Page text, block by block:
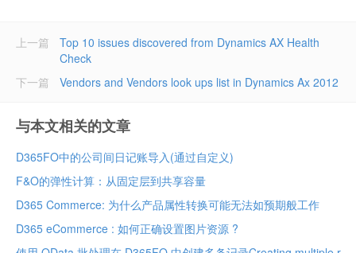
上一篇
Top 10 issues discovered from Dynamics AX Health
Check
Vendors and Vendors look ups list in Dynamics Ax 2012
下一篇
与本文相关的文章
D365FO中的公司间日记账导入(通过自定义)
F&O的弹性计算：从固定层到共享容量
D365 Commerce: 为什么产品属性转换可能无法如预期般工作
D365 eCommerce : 如何正确设置图片资源 ?